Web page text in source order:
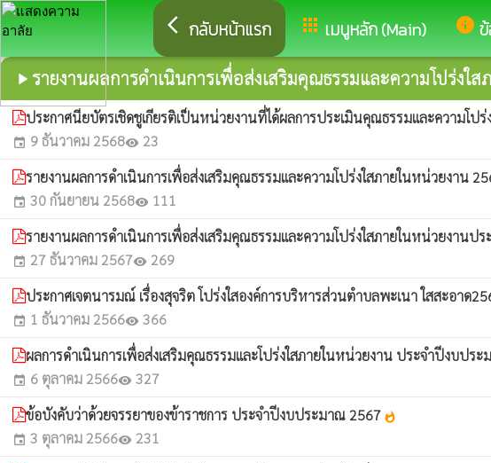
arrow_back_ios กลับหน้าแรก apps เมนูหลัก (Main) info
play_arrow รายงานผลการดำเนินการเพื่อส่งเสริมคุณธรรมและความโปร่งใ
ประกาศนียบัตรเชิดชูเกียรติเป็นหน่วยงานที่ได้ผลการประเมินคุณธรรมและความโ
event 9 ธันวาคม 2568visibility 23
รายงานผลการดำเนินการเพื่อส่งเสริมคุณธรรมและความโปร่งใสภายในหน่วยงาน
event 30 กันยายน 2568visibility 111
รายงานผลการดำเนินการเพื่อส่งเสริมคุณธรรมและความโปร่งใสภายในหน่วยงานป
event 27 ธันวาคม 2567visibility 269
ประกาศเจตนารมณ์ เรื่องสุจริต โปร่งใสองค์การบริหารส่วนตำบลพะเนา ใสสะอา
event 1 ธันวาคม 2566visibility 366
ผลการดำเนินการเพื่อส่งเสริมคุณธรรมและโปร่งใสภายในหน่วยงาน ประจำปีงบปร
event 6 ตุลาคม 2566visibility 327
ข้อบังคับว่าด้วยจรรยาของข้าราชการ ประจำปีงบประมาณ 2567 whatshot
event 3 ตุลาคม 2566visibility 231